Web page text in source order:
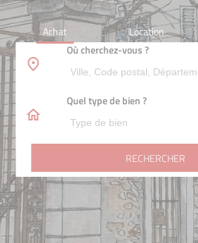
Achat Location
Où cherchez-vous ?
Quel type de bien ?